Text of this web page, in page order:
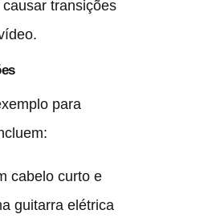
transições
para
cabelo curto e
guitarra elétrica